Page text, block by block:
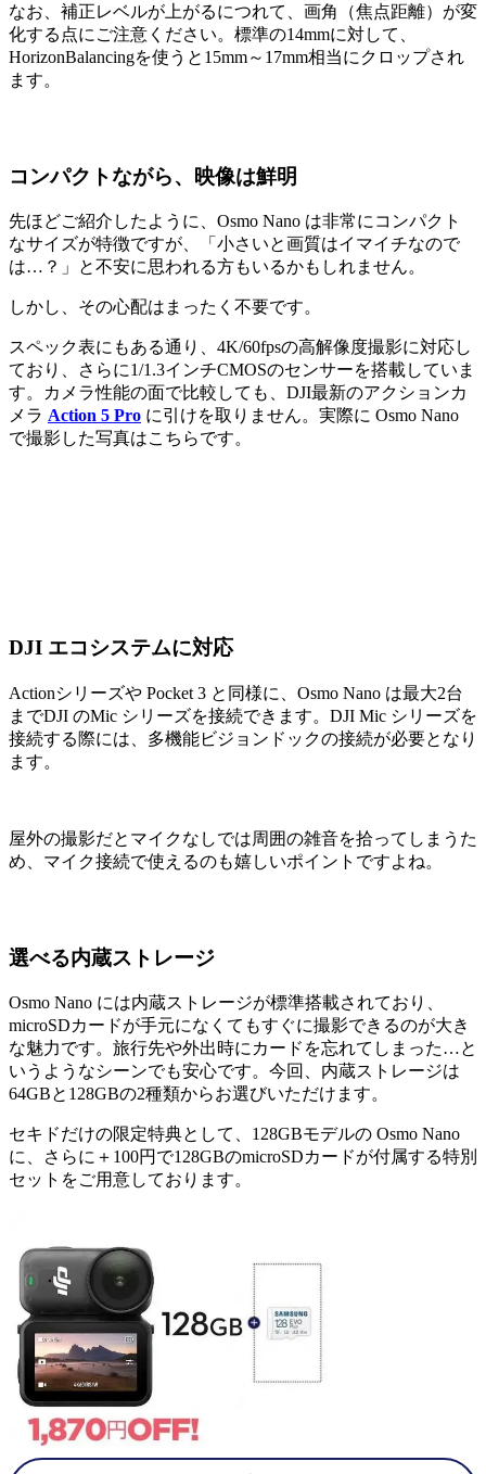
なお、補正レベルが上がるにつれて、画角（焦点距離）が変
化する点にご注意ください。標準の14mmに対して、
HorizonBalancingを使うと15mm～17mm相当にクロップされ
ます。
コンパクトながら、映像は鮮明
先ほどご紹介したように、Osmo Nano は非常にコンパクト
なサイズが特徴ですが、「小さいと画質はイマイチなので
は…？」と不安に思われる方もいるかもしれません。
しかし、その心配はまったく不要です。
スペック表にもある通り、4K/60fpsの高解像度撮影に対応し
ており、さらに1/1.3インチCMOSのセンサーを搭載していま
す。カメラ性能の面で比較しても、DJI最新のアクションカ
メラ Action 5 Pro に引けを取りません。実際に Osmo Nano
で撮影した写真はこちらです。
DJI エコシステムに対応
Actionシリーズや Pocket 3 と同様に、Osmo Nano は最大2台
までDJI のMic シリーズを接続できます。DJI Mic シリーズを
接続する際には、多機能ビジョンドックの接続が必要となり
ます。
屋外の撮影だとマイクなしでは周囲の雑音を拾ってしまうた
め、マイク接続で使えるのも嬉しいポイントですよね。
選べる内蔵ストレージ
Osmo Nano には内蔵ストレージが標準搭載されており、
microSDカードが手元になくてもすぐに撮影できるのが大き
な魅力です。旅行先や外出時にカードを忘れてしまった…と
いうようなシーンでも安心です。今回、内蔵ストレージは
64GBと128GBの2種類からお選びいただけます。
セキドだけの限定特典として、128GBモデルの Osmo Nano
に、さらに＋100円で128GBのmicroSDカードが付属する特別
セットをご用意しております。